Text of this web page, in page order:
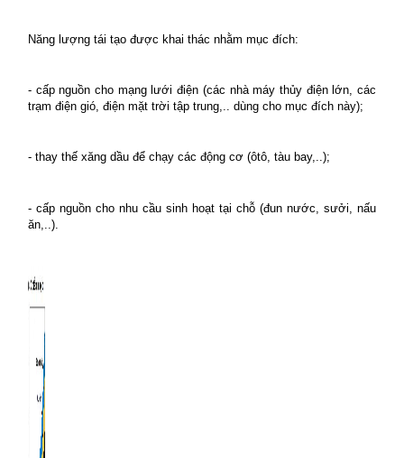
Năng lượng tái tạo được khai thác nhằm mục đích:
- cấp nguồn cho mạng lưới điện (các nhà máy thủy điện lớn, các
trạm điện gió, điện mặt trời tập trung,.. dùng cho mục đích này);
- thay thế xăng dầu để chạy các động cơ (ôtô, tàu bay,..);
- cấp nguồn cho nhu cầu sinh hoạt tại chỗ (đun nước, sưởi, nấu
ăn,..).